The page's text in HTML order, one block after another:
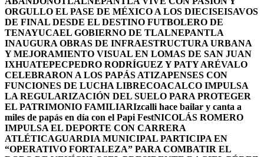
ORGULLO EL PASE DE MÉXICO A LOS DIECISEISAVOS
DE FINAL DESDE EL DESTINO FUTBOLERO DE
TENAYUCAEL GOBIERNO DE TLALNEPANTLA
INAUGURA OBRAS DE INFRAESTRUCTURA URBANA
Y MEJORAMIENTO VISUAL EN LOMAS DE SAN JUAN
IXHUATEPECPEDRO RODRÍGUEZ Y PATY ARÉVALO
CELEBRARON A LOS PAPÁS ATIZAPENSES CON
FUNCIONES DE LUCHA LIBRECOACALCO IMPULSA
LA REGULARIZACIÓN DEL SUELO PARA PROTEGER
EL PATRIMONIO FAMILIARIzcalli hace bailar y canta a
miles de papás en día con el Papi FestNICOLÁS ROMERO
IMPULSA EL DEPORTE CON CARRERA
ATLÉTICAGUARDIA MUNICIPAL PARTICIPA EN
“OPERATIVO FORTALEZA” PARA COMBATIR EL